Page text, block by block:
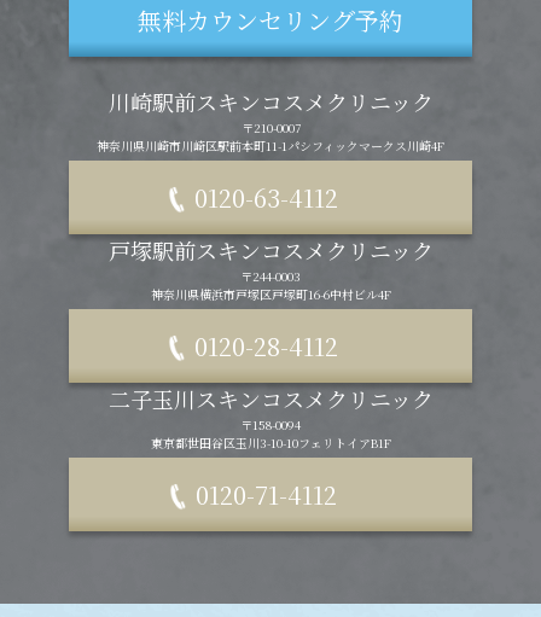
無料カウンセリング予約
川崎駅前スキンコスメクリニック
〒210-0007
神奈川県川崎市川崎区駅前本町11-1 パシフィックマークス川崎4F
0120-63-4112
戸塚駅前スキンコスメクリニック
〒244-0003
神奈川県横浜市戸塚区戸塚町16-6中村ビル4F
0120-28-4112
二子玉川スキンコスメクリニック
〒158-0094
東京都世田谷区玉川3-10-10フェリトイアB1F
0120-71-4112